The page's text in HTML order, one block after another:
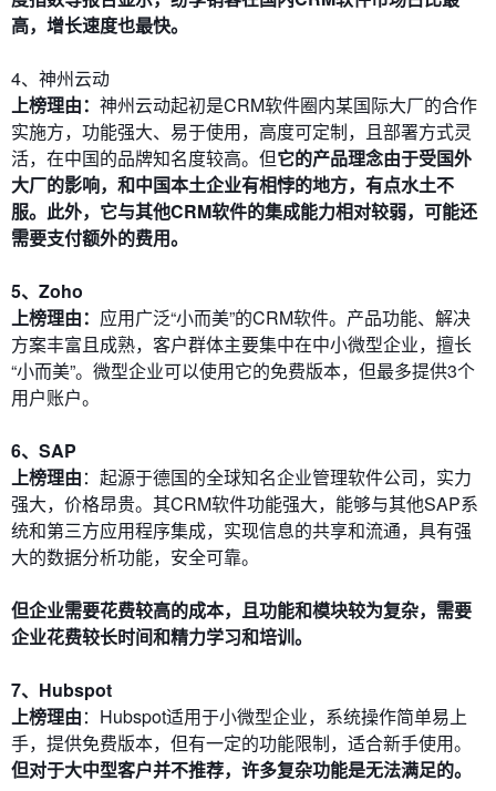
高，增长速度也最快。
4、神州云动
上榜理由： 神州云动起初是CRM软件圈内某国际大厂的合作
实施方，功能强大、易于使用，高度可定制，且部署方式灵
活，在中国的品牌知名度较高。但它的产品理念由于受国外
大厂的影响，和中国本土企业有相悖的地方，有点水土不
服。此外，它与其他CRM软件的集成能力相对较弱，可能还
需要支付额外的费用。
5、Zoho
上榜理由： 应用广泛“小而美”的CRM软件。产品功能、解决
方案丰富且成熟，客户群体主要集中在中小微型企业，擅长
“小而美”。微型企业可以使用它的免费版本，但最多提供3个
用户账户。
6、SAP
上榜理由：起源于德国的全球知名企业管理软件公司，实力
强大，价格昂贵。其CRM软件功能强大，能够与其他SAP系
统和第三方应用程序集成，实现信息的共享和流通，具有强
大的数据分析功能，安全可靠。
但企业需要花费较高的成本，且功能和模块较为复杂，需要
企业花费较长时间和精力学习和培训。
7、Hubspot
上榜理由：Hubspot适用于小微型企业，系统操作简单易上
手，提供免费版本，但有一定的功能限制，适合新手使用。
但对于大中型客户并不推荐，许多复杂功能是无法满足的。